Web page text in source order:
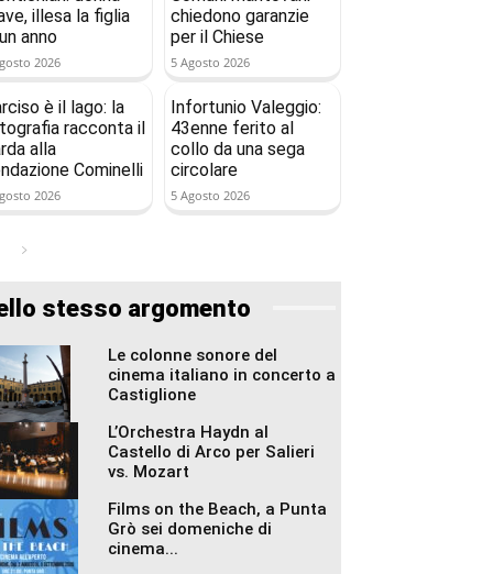
illesa la figlia
anno
2026
chiedono garanzie
per il Chiese
5 Agosto 2026
è il lago: la
racconta il
alla
Cominelli
2026
Infortunio Valeggio:
43enne ferito al
collo da una sega
circolare
5 Agosto 2026
stesso argomento
Le colonne sonore del
cinema italiano in concerto a
Castiglione
L’Orchestra Haydn al
Castello di Arco per Salieri
vs. Mozart
Films on the Beach, a Punta
Grò sei domeniche di
cinema...